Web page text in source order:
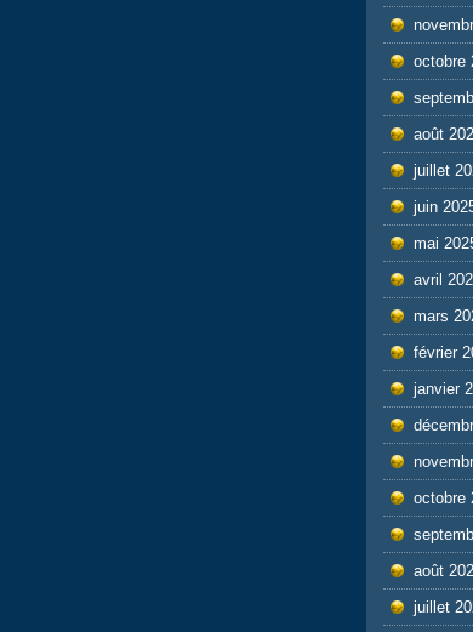
octobre
août
juillet
juin
mai
avril
mars
février
janvier
octobre
août
juillet